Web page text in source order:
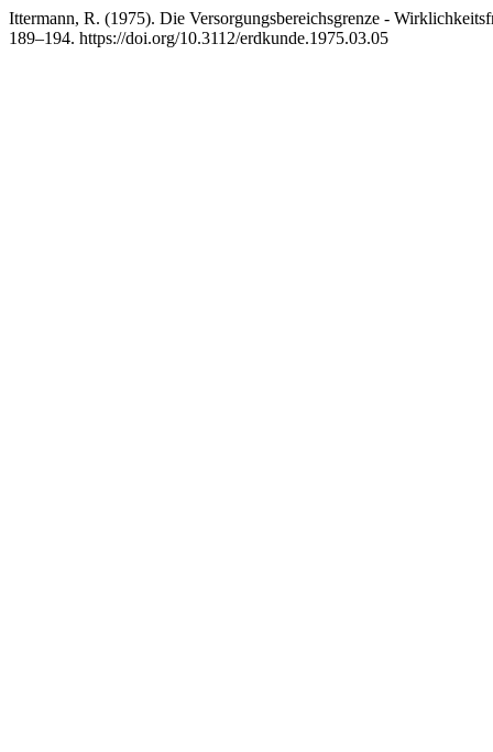
Ittermann, R. (1975). Die Versorgungsbereichsgrenze -
189–194. https://doi.org/10.3112/erdkunde.1975.03.05